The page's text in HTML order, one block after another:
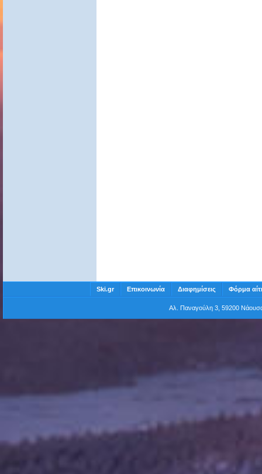
Ski.gr Επικοινωνία Διαφημίσεις Φόρμα
Αλ. Παναγούλη 3, 59200